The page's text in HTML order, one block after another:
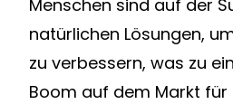
Menschen sind auf der
natürlichen Lösungen,
zu verbessern, was zu
Boom auf dem Markt für